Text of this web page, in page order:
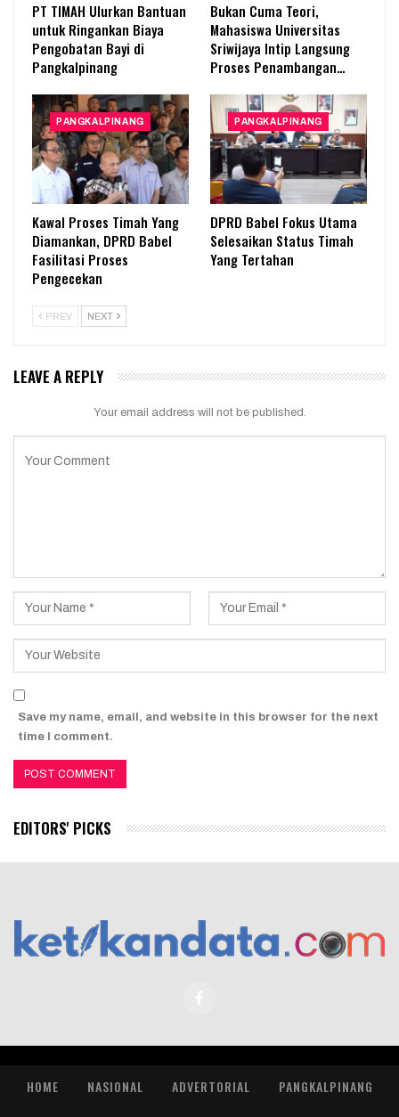
PT TIMAH Ulurkan Bantuan
untuk Ringankan Biaya
Pengobatan Bayi di
Pangkalpinang
Bukan Cuma Teori,
Mahasiswa Universitas
Sriwijaya Intip Langsung
Proses Penambangan…
PANGKALPINANG
Kawal Proses Timah Yang
Diamankan, DPRD Babel
Fasilitasi Proses
Pengecekan
PANGKALPINANG
DPRD Babel Fokus Utama
Selesaikan Status Timah
Yang Tertahan
PREV NEXT
LEAVE A REPLY
Your email address will not be published.
Save my name, email, and website in this browser for the next
time I comment.
EDITORS' PICKS
HOME NASIONAL ADVERTORIAL PANGKALPINANG